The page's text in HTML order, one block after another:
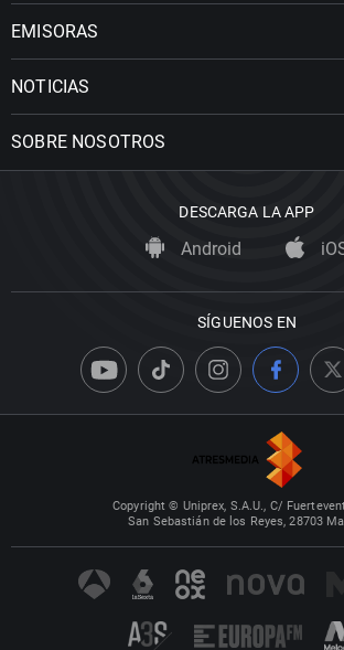
EMISORAS
NOTICIAS
SOBRE NOSOTROS
DESCARGA LA APP
Android
SÍGUENOS EN
Copyright © Uniprex, S.A.U., C/
San Sebastián de los Reyes, 28703